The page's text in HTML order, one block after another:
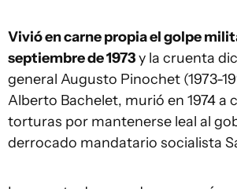
Vivió en carne propia el golpe
septiembre de 1973y la cruenta
general Augusto Pinochet (1973-
Alberto Bachelet, murió en 1974 a
torturas por mantenerse leal al
derrocado mandatario socialista